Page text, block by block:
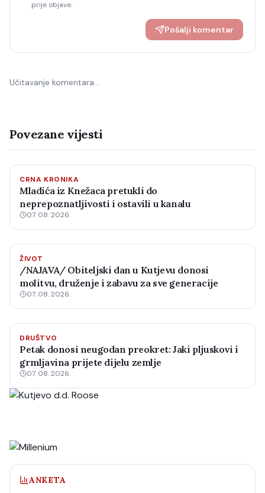
prije objave.
Pošalji komentar
Učitavanje komentara…
Povezane vijesti
CRNA KRONIKA
Mladića iz Knežaca pretukli do
neprepoznatljivosti i ostavili u kanalu
07. 08. 2026.
ŽIVOT
/NAJAVA/ Obiteljski dan u Kutjevu donosi
molitvu, druženje i zabavu za sve generacije
07. 08. 2026.
DRUŠTVO
Petak donosi neugodan preokret: Jaki pljuskovi i
grmljavina prijete dijelu zemlje
07. 08. 2026.
ANKETA